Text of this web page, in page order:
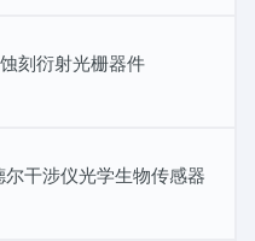
刻衍射光栅器件
干涉仪光学生物传感器